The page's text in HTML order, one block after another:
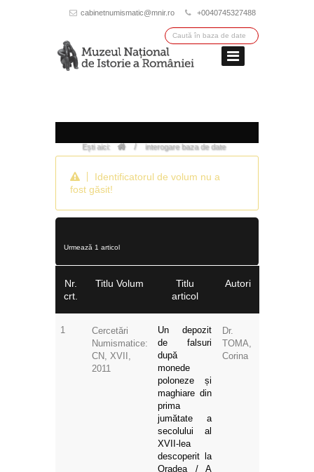
cabinetnumismatic@mnir.ro +0040745327488
Ești aici: / interogare baza de date
Identificatorul de volum nu a
fost găsit!
Urmează 1 articol
Nr.
crt.
Titlu Volum
Titlu
articol
Autori
1
Cercetări
Numismatice:
CN, XVII,
2011
Un depozit
de falsuri
după
monede
poloneze și
maghiare din
prima
jumătate a
secolului al
XVII-lea
descoperit la
Oradea / A
Dr.
TOMA,
Corina